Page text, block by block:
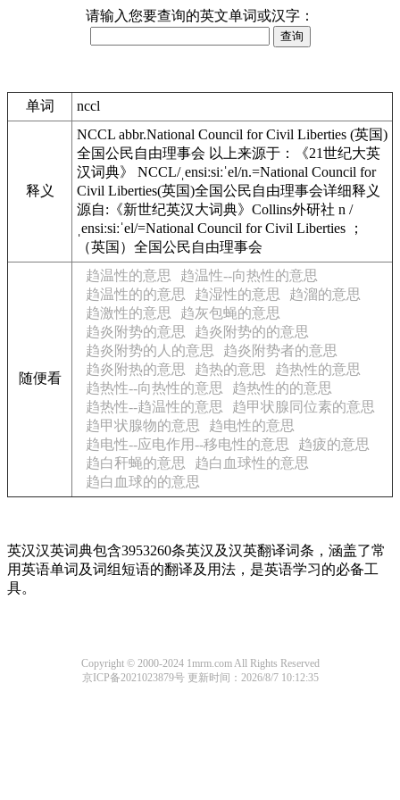
请输入您要查询的英文单词或汉字：
单词 nccl
释义
NCCL abbr.National Council for Civil Liberties (英国)
全国公民自由理事会 以上来源于：《21世纪大英
汉词典》 NCCL/ˌensiːsiːˈel/n.=National Council for
Civil Liberties(英国)全国公民自由理事会详细释义
源自:《新世纪英汉大词典》Collins外研社 n /
ˌensiːsiːˈel/=National Council for Civil Liberties ；
（英国）全国公民自由理事会
随便看
趋温性的意思
趋温性--向热性的意思
趋温性的的意思
趋湿性的意思
趋溜的意思
趋激性的意思
趋灰包蝇的意思
趋炎附势的意思
趋炎附势的的意思
趋炎附势的人的意思
趋炎附势者的意思
趋炎附热的意思
趋热的意思
趋热性的意思
趋热性--向热性的意思
趋热性的的意思
趋热性--趋温性的意思
趋甲状腺同位素的意思
趋甲状腺物的意思
趋电性的意思
趋电性--应电作用--移电性的意思
趋疲的意思
趋白秆蝇的意思
趋白血球性的意思
趋白血球的的意思
英汉汉英词典包含3953260条英汉及汉英翻译词条，涵盖了常
用英语单词及词组短语的翻译及用法，是英语学习的必备工
具。
Copyright © 2000-2024 1mrm.com All Rights Reserved
京ICP备2021023879号 更新时间：2026/8/7 10:12:35